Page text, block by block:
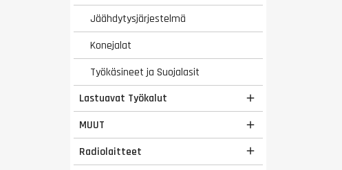
Jäähdytysjärjestelmä
Konejalat
Työkäsineet ja Suojalasit
Lastuavat Työkalut

MUUT 
Radiolaitteet 